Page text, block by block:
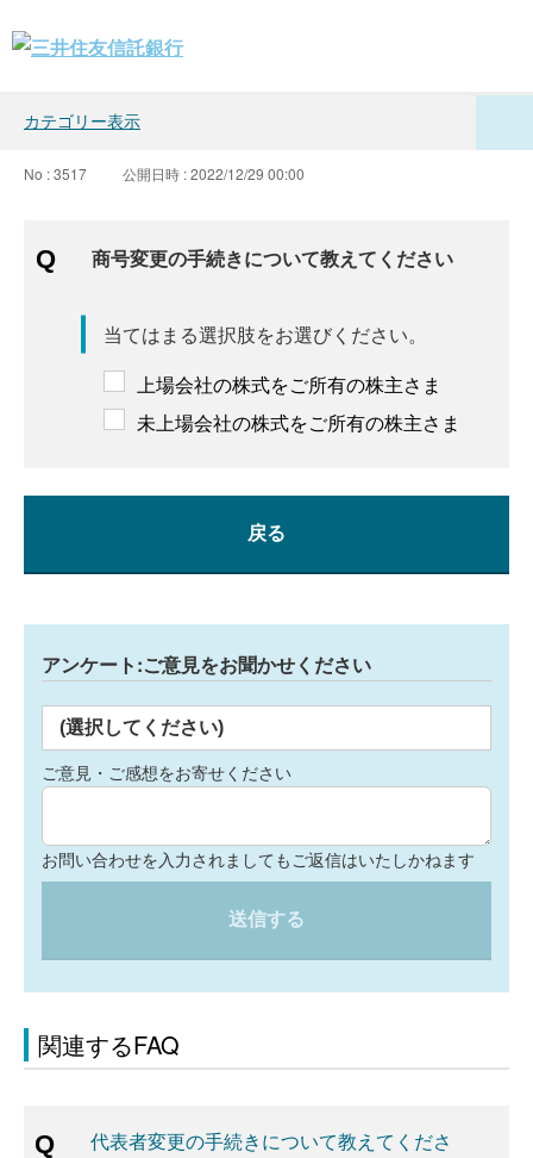
カテゴリー表示
No : 3517 公開日時 : 2022/12/29 00:00
商号変更の手続きについて教えてください
当てはまる選択肢をお選びください。
上場会社の株式をご所有の株主さま
未上場会社の株式をご所有の株主さま
戻る
アンケート:ご意見をお聞かせください
(選択してください)
ご意見・ご感想をお寄せください
お問い合わせを入力されましてもご返信はいたしかねます
送信する
関連するFAQ
代表者変更の手続きについて教えてくださ